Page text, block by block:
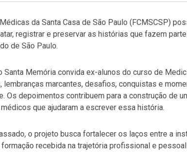
da Santa Casa de São Paulo (FCMSCSP)
registrar e preservar as histórias que fazem
de São Paulo.
Santa Memória convida ex-alunos do curso de
lembranças marcantes, desafios, conquistas e
Os depoimentos contribuem para a construção de
que ajudaram a escrever essa história.
o projeto busca fortalecer os laços entre a
recebida na trajetória profissional e